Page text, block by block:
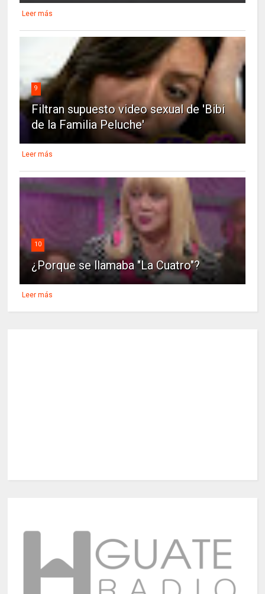
Leer más
9
Filtran supuesto video sexual de 'Bibi
de la Familia Peluche'
Leer más
10
¿Porque se llamaba "La Cuatro"?
Leer más